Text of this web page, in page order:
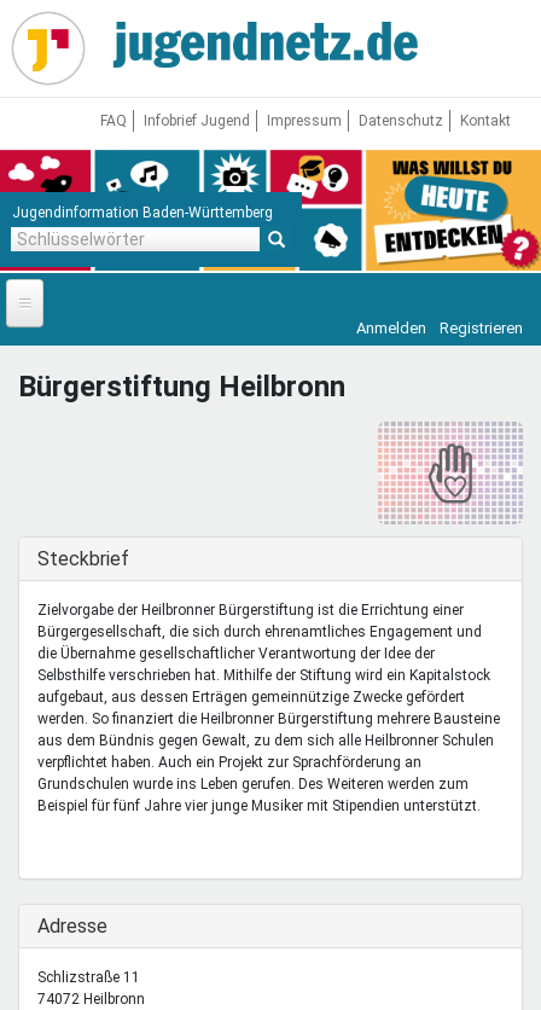
Direkt
zum
Inhalt
FAQ Infobrief Jugend Impressum Datenschutz Kontakt
Jugendinformation Baden-Württemberg
Startseite
News
Mentoren & Projekte
Schule & Beruf
Demokratie & Beteiligung
Anmelden Registrieren
Bürgerstiftung Heilbronn
Ausblenden
Steckbrief
Zielvorgabe der Heilbronner Bürgerstiftung ist die Errichtung einer
Bürgergesellschaft, die sich durch ehrenamtliches Engagement und
die Übernahme gesellschaftlicher Verantwortung der Idee der
Selbsthilfe verschrieben hat. Mithilfe der Stiftung wird ein Kapitalstock
aufgebaut, aus dessen Erträgen gemeinnützige Zwecke gefördert
werden. So finanziert die Heilbronner Bürgerstiftung mehrere Bausteine
aus dem Bündnis gegen Gewalt, zu dem sich alle Heilbronner Schulen
verpflichtet haben. Auch ein Projekt zur Sprachförderung an
Grundschulen wurde ins Leben gerufen. Des Weiteren werden zum
Beispiel für fünf Jahre vier junge Musiker mit Stipendien unterstützt.
Ausblenden
Adresse
Schlizstraße 11
74072 Heilbronn